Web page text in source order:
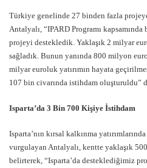
Türkiye genelinde 27 binden fazla
Antalyalı, “IPARD Programı
projeyi destekledik. Yaklaşık 2 milyar
sağladık. Bunun yanında 800 milyon
milyar euroluk yatırımın hayata
107 bin civarında istihdam oluşturuldu”
Isparta’da 3 Bin 700 Kişiye İstihdam
Isparta’nın kırsal kalkınma
vurgulayan Antalyalı, kentte yaklaşık
belirterek, “Isparta’da desteklediğimiz